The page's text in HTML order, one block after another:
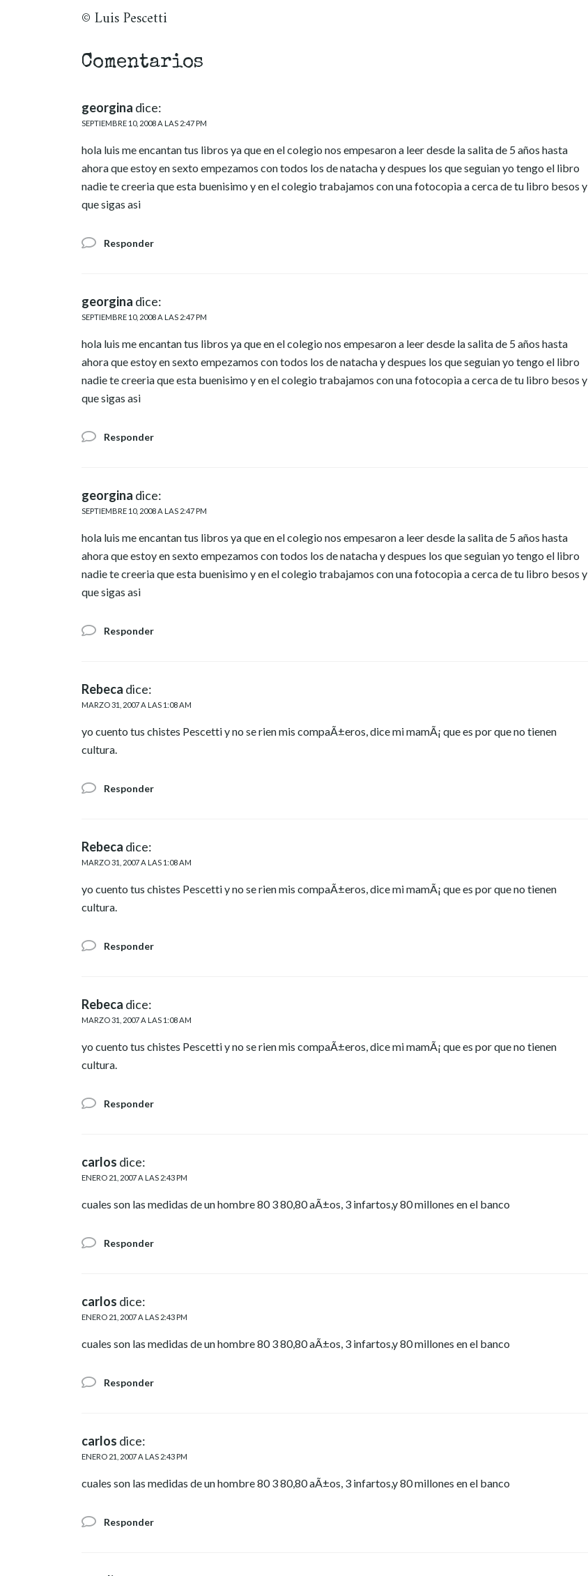
© Luis Pescetti
Comentarios
georgina dice:
SEPTIEMBRE 10, 2008 A LAS 2:47 PM
hola luis me encantan tus libros ya que en el colegio nos empesaron a leer desde la salita de 5 años hasta
ahora que estoy en sexto empezamos con todos los de natacha y despues los que seguian yo tengo el libro
nadie te creeria que esta buenisimo y en el colegio trabajamos con una fotocopia a cerca de tu libro besos y
que sigas asi
Responder
georgina dice:
SEPTIEMBRE 10, 2008 A LAS 2:47 PM
hola luis me encantan tus libros ya que en el colegio nos empesaron a leer desde la salita de 5 años hasta
ahora que estoy en sexto empezamos con todos los de natacha y despues los que seguian yo tengo el libro
nadie te creeria que esta buenisimo y en el colegio trabajamos con una fotocopia a cerca de tu libro besos y
que sigas asi
Responder
georgina dice:
SEPTIEMBRE 10, 2008 A LAS 2:47 PM
hola luis me encantan tus libros ya que en el colegio nos empesaron a leer desde la salita de 5 años hasta
ahora que estoy en sexto empezamos con todos los de natacha y despues los que seguian yo tengo el libro
nadie te creeria que esta buenisimo y en el colegio trabajamos con una fotocopia a cerca de tu libro besos y
que sigas asi
Responder
Rebeca dice:
MARZO 31, 2007 A LAS 1:08 AM
yo cuento tus chistes Pescetti y no se rien mis compaÃ±eros, dice mi mamÃ¡ que es por que no tienen
cultura.
Responder
Rebeca dice:
MARZO 31, 2007 A LAS 1:08 AM
yo cuento tus chistes Pescetti y no se rien mis compaÃ±eros, dice mi mamÃ¡ que es por que no tienen
cultura.
Responder
Rebeca dice:
MARZO 31, 2007 A LAS 1:08 AM
yo cuento tus chistes Pescetti y no se rien mis compaÃ±eros, dice mi mamÃ¡ que es por que no tienen
cultura.
Responder
carlos dice:
ENERO 21, 2007 A LAS 2:43 PM
cuales son las medidas de un hombre 80 3 80,80 aÃ±os, 3 infartos,y 80 millones en el banco
Responder
carlos dice:
ENERO 21, 2007 A LAS 2:43 PM
cuales son las medidas de un hombre 80 3 80,80 aÃ±os, 3 infartos,y 80 millones en el banco
Responder
carlos dice:
ENERO 21, 2007 A LAS 2:43 PM
cuales son las medidas de un hombre 80 3 80,80 aÃ±os, 3 infartos,y 80 millones en el banco
Responder